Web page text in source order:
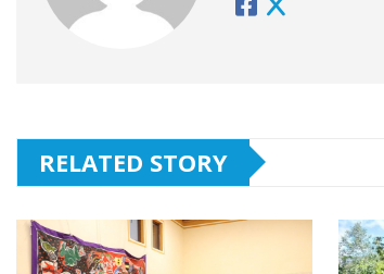
RELATED STORY